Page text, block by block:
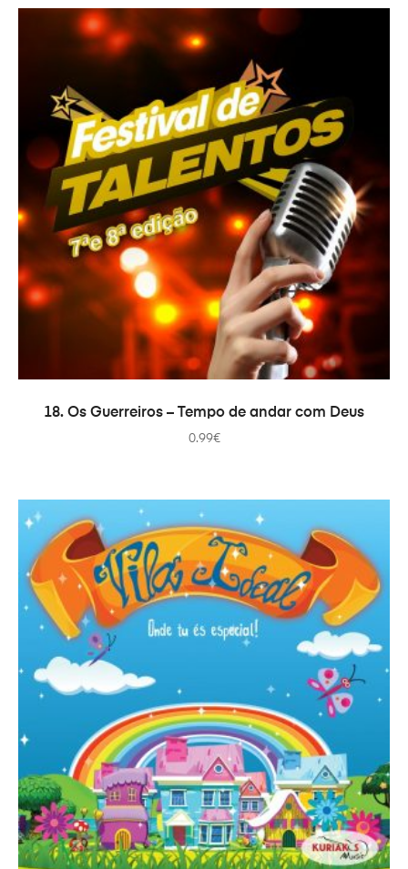
AÑADIR AL CARRITO
18. Os Guerreiros – Tempo de andar com Deus
0.99€